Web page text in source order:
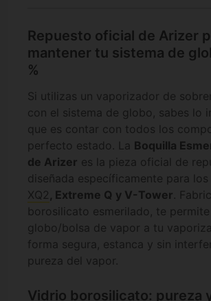
Repuesto oficial de Arizer
mantener tu sistema de
%
Si utilizas un vaporizador de
con el sistema de globo, sabes lo
que es contar con todos los
perfecto estado. La Boquilla
de Arizer es la pieza oficial de
diseñada específicamente para
XQ2 , Extreme Q y V-Tower.
borosilicato esmerilado, te
globo/bolsa de vapor a tu
forma segura, estanca y sin
pureza del vapor.
Vidrio borosilicato: pureza